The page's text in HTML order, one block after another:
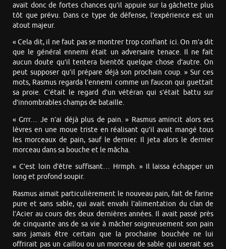
avait donc de fortes chances qu’il appuie sur la gâchette plus
tôt que prévu. Dans ce type de défense, l’expérience est un
atout majeur.
« Cela dit, il ne faut pas se montrer trop confiant ici. On m’a dit
que le général ennemi était un adversaire tenace. Il ne fait
aucun doute qu’il tentera bientôt quelque chose d’autre. On
peut supposer qu’il prépare déjà son prochain coup. » Sur ces
mots, Rasmus regarda l’ennemi comme un faucon qui guettait
sa proie. C’était le regard d’un vétéran qui s’était battu sur
d’innombrables champs de bataille.
« Grrr… Je n’ai déjà plus de pain. » Rasmus amincit alors ses
lèvres en une moue triste en réalisant qu’il avait mangé tous
les morceaux de pain, sauf le dernier. Il jeta alors le dernier
morceau dans sa bouche et le mâcha.
« C’est loin d’être suffisant… Hrmph. » Il laissa échapper un
long et profond soupir.
Rasmus aimait particulièrement le nouveau pain, fait de farine
pure et sans sable, qui avait envahi l’alimentation du clan de
l’Acier au cours des deux dernières années. Il avait passé près
de cinquante ans de sa vie à mâcher soigneusement son pain
sans jamais être certain que la prochaine bouchée ne lui
offrirait pas un caillou ou un morceau de sable qui userait ses